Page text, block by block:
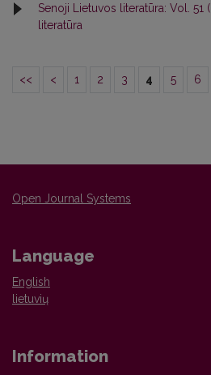
Senoji Lietuvos literatūra: Vol. 51
literatūra
<< < 1 2 3 4 5 6
Open Journal Systems
Language
English
lietuvių
Information